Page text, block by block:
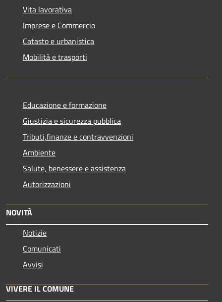
Vita lavorativa
Imprese e Commercio
Catasto e urbanistica
Mobilità e trasporti
Educazione e formazione
Giustizia e sicurezza pubblica
Tributi,finanze e contravvenzioni
Ambiente
Salute, benessere e assistenza
Autorizzazioni
NOVITÀ
Notizie
Comunicati
Avvisi
VIVERE IL COMUNE